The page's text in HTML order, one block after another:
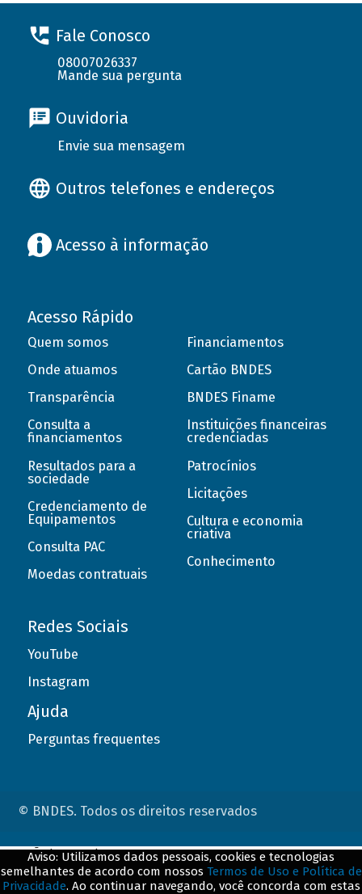
Fale Conosco
08007026337
Mande sua pergunta
Ouvidoria
Envie sua mensagem
Outros telefones e endereços
Acesso à informação
Acesso Rápido
Quem somos
Onde atuamos
Transparência
Consulta a
financiamentos
Resultados para a
sociedade
Credenciamento de
Equipamentos
Consulta PAC
Moedas contratuais
Financiamentos
Cartão BNDES
BNDES Finame
Instituições financeiras
credenciadas
Patrocínios
Licitações
Cultura e economia
criativa
Conhecimento
Redes Sociais
YouTube
Instagram
Ajuda
Perguntas frequentes
© BNDES. Todos os direitos reservados
Aviso: Utilizamos dados pessoais, cookies e tecnologias
semelhantes de acordo com nossos Termos de Uso e Política de
Privacidade. Ao continuar navegando, você concorda com estas
ConteÃºdo complementar
${title}${badge}